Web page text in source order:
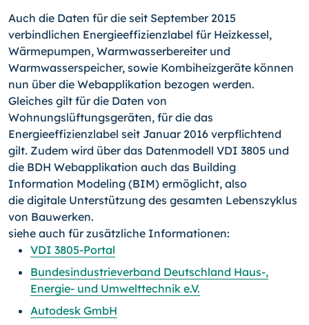
Auch die Daten für die seit September 2015
verbindlichen Energieeffizienzlabel für Heizkessel,
Wärmepumpen, Warmwasserbereiter und
Warmwasserspeicher, sowie Kombiheizgeräte können
nun über die Webapplikation bezogen werden.
Gleiches gilt für die Daten von
Wohnungslüftungsgeräten, für die das
Energieeffizienzlabel seit Januar 2016 verpflichtend
gilt. Zudem wird über das Datenmodell VDI 3805 und
die BDH Webapplikation auch das Building
Information Modeling (BIM) ermöglicht, also
die digitale Unterstützung des gesamten Lebenszyklus
von Bauwerken.
siehe auch für zusätzliche Informationen:
VDI 3805-Portal
Bundesindustrieverband Deutschland Haus-,
Energie- und Umwelttechnik e.V.
Autodesk GmbH